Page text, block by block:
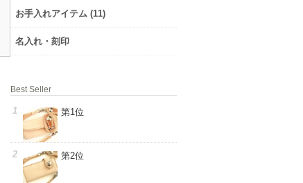
お手入れアイテム (11)
名入れ・刻印
Best Seller
第1位
第2位